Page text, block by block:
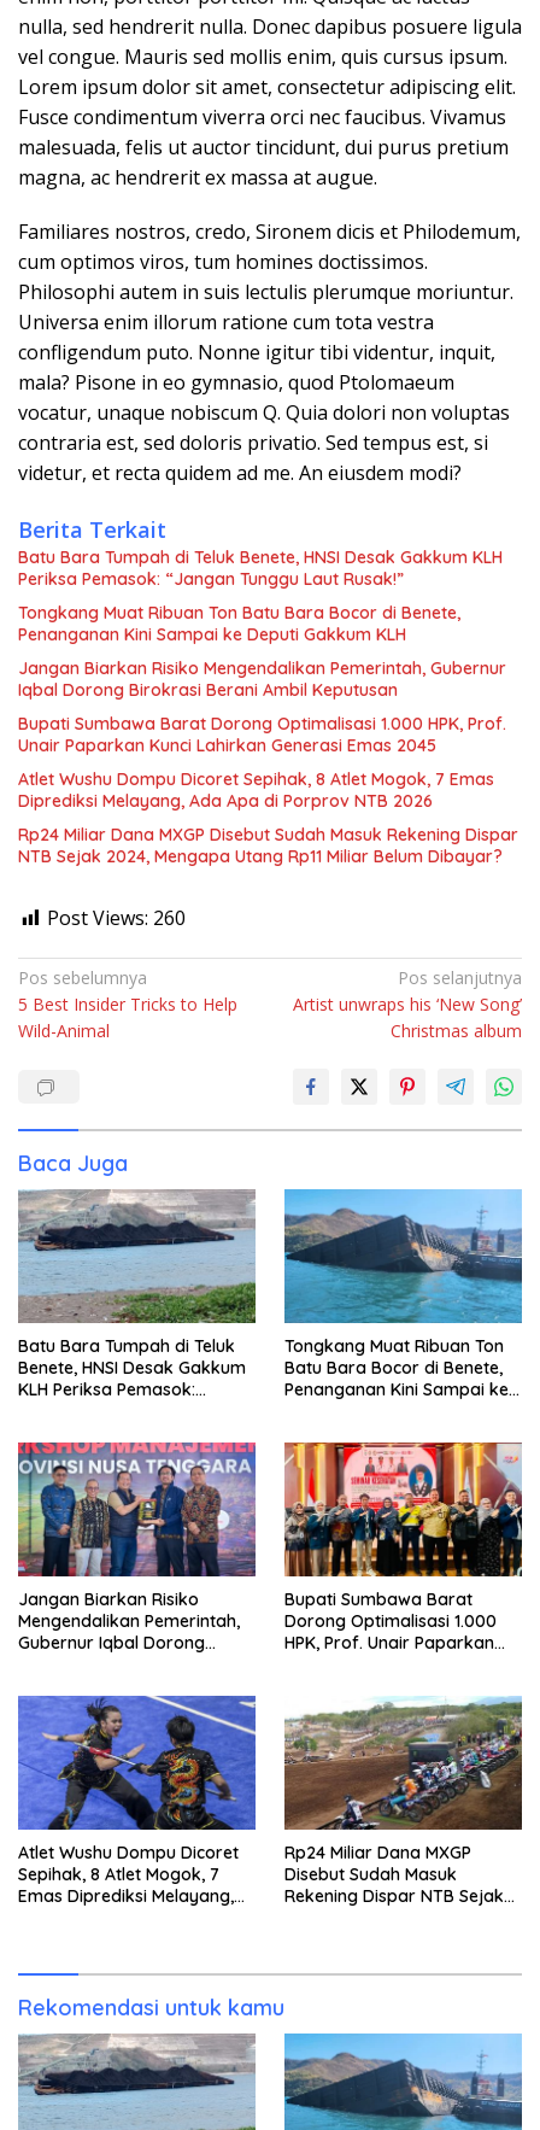
nulla, sed hendrerit nulla. Donec dapibus posuere ligula
vel congue. Mauris sed mollis enim, quis cursus ipsum.
Lorem ipsum dolor sit amet, consectetur adipiscing elit.
Fusce condimentum viverra orci nec faucibus. Vivamus
malesuada, felis ut auctor tincidunt, dui purus pretium
magna, ac hendrerit ex massa at augue.
Familiares nostros, credo, Sironem dicis et Philodemum,
cum optimos viros, tum homines doctissimos.
Philosophi autem in suis lectulis plerumque moriuntur.
Universa enim illorum ratione cum tota vestra
confligendum puto. Nonne igitur tibi videntur, inquit,
mala? Pisone in eo gymnasio, quod Ptolomaeum
vocatur, unaque nobiscum Q. Quia dolori non voluptas
contraria est, sed doloris privatio. Sed tempus est, si
videtur, et recta quidem ad me. An eiusdem modi?
Berita Terkait
Batu Bara Tumpah di Teluk Benete, HNSI Desak Gakkum KLH
Periksa Pemasok: “Jangan Tunggu Laut Rusak!”
Tongkang Muat Ribuan Ton Batu Bara Bocor di Benete,
Penanganan Kini Sampai ke Deputi Gakkum KLH
Jangan Biarkan Risiko Mengendalikan Pemerintah, Gubernur
Iqbal Dorong Birokrasi Berani Ambil Keputusan
Bupati Sumbawa Barat Dorong Optimalisasi 1.000 HPK, Prof.
Unair Paparkan Kunci Lahirkan Generasi Emas 2045
Atlet Wushu Dompu Dicoret Sepihak, 8 Atlet Mogok, 7 Emas
Diprediksi Melayang, Ada Apa di Porprov NTB 2026
Rp24 Miliar Dana MXGP Disebut Sudah Masuk Rekening Dispar
NTB Sejak 2024, Mengapa Utang Rp11 Miliar Belum Dibayar?
Post Views: 260
Navigasi
pos
Pos sebelumnya
5 Best Insider Tricks to Help
Wild-Animal
Pos selanjutnya
Artist unwraps his ‘New Song’
Christmas album
Baca Juga
Batu Bara Tumpah di Teluk
Benete, HNSI Desak Gakkum
KLH Periksa Pemasok:
Tongkang Muat Ribuan Ton
Batu Bara Bocor di Benete,
Penanganan Kini Sampai ke
Jangan Biarkan Risiko
Mengendalikan Pemerintah,
Gubernur Iqbal Dorong
Bupati Sumbawa Barat
Dorong Optimalisasi 1.000
HPK, Prof. Unair Paparkan
Atlet Wushu Dompu Dicoret
Sepihak, 8 Atlet Mogok, 7
Emas Diprediksi Melayang,
Rp24 Miliar Dana MXGP
Disebut Sudah Masuk
Rekening Dispar NTB Sejak
Rekomendasi untuk kamu